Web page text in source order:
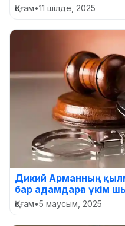
Қоғам•11 шілде, 2025
Дикий Арманның
бар адамдарға үкім
Қоғам•5 маусым, 2025